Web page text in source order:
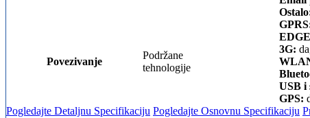
Povezivanje
Podržane
tehnologije
3G:
USB i
GPS:
Pogledajte Detaljnu Specifikaciju Pogledajte Osnovnu Specifikaciju